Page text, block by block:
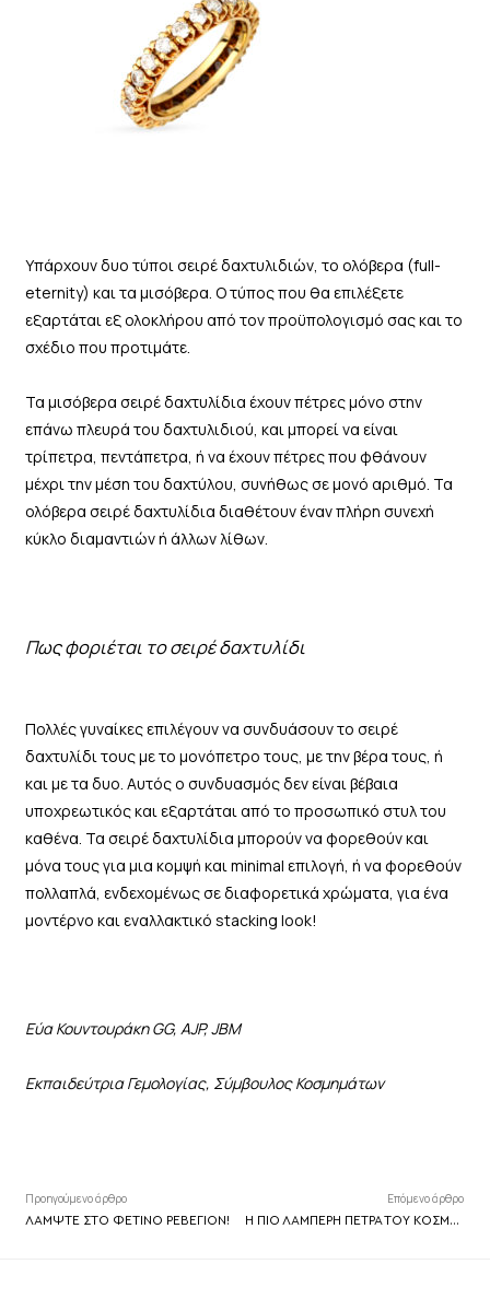
Υπάρχουν δυο τύποι σειρέ δαχτυλιδιών, το ολόβερα (full-
eternity) και τα μισόβερα. Ο τύπος που θα επιλέξετε
εξαρτάται εξ ολοκλήρου από τον προϋπολογισμό σας και το
σχέδιο που προτιμάτε.
Τα μισόβερα σειρέ δαχτυλίδια έχουν πέτρες μόνο στην
επάνω πλευρά του δαχτυλιδιού, και μπορεί να είναι
τρίπετρα, πεντάπετρα, ή να έχουν πέτρες που φθάνουν
μέχρι την μέση του δαχτύλου, συνήθως σε μονό αριθμό. Τα
ολόβερα σειρέ δαχτυλίδια διαθέτουν έναν πλήρη συνεχή
κύκλο διαμαντιών ή άλλων λίθων.
Πως φοριέται το σειρέ δαχτυλίδι
Πολλές γυναίκες επιλέγουν να συνδυάσουν το σειρέ
δαχτυλίδι τους με το μονόπετρο τους, με την βέρα τους, ή
και με τα δυο. Αυτός ο συνδυασμός δεν είναι βέβαια
υποχρεωτικός και εξαρτάται από το προσωπικό στυλ του
καθένα. Τα σειρέ δαχτυλίδια μπορούν να φορεθούν και
μόνα τους για μια κομψή και minimal επιλογή, ή να φορεθούν
πολλαπλά, ενδεχομένως σε διαφορετικά χρώματα, για ένα
μοντέρνο και εναλλακτικό stacking look!
Εύα Κουντουράκη GG, AJP, JBM
Εκπαιδεύτρια Γεμολογίας, Σύμβουλος Κοσμημάτων
Προηγούμενο άρθρο
ΛΑΜΨΤΕ ΣΤΟ ΦΕΤΙΝΟ ΡΕΒΕΓΙΟΝ!
Επόμενο άρθρο
Η ΠΙΟ ΛΑΜΠΕΡΗ ΠΕΤΡΑ ΤΟΥ ΚΟΣΜΟΥ!